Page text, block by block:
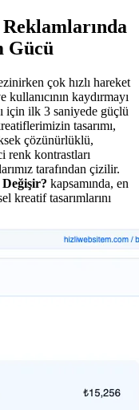
Gücü
çok hızlı hareket
kaydırmayı
için ilk 3 saniyede güçlü
tasarımı,
çözünürlüklü,
renk kontrastları
tarafından çizilir.
kapsamında, en
kreatif tasarımlarını